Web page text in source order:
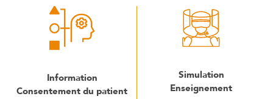
Information
Consentement du patient
Simulation
Enseignement